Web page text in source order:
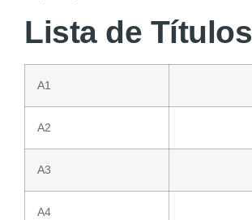
Lista de Títulos
A1
A2
A3
A4